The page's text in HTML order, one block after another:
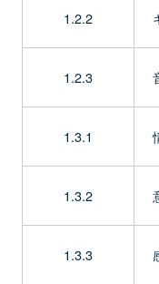
1.2.2
1.2.3
1.3.1
1.3.2
1.3.3